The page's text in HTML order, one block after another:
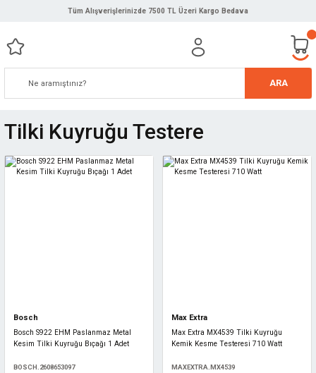
Tüm Alışverişlerinizde 7500 TL Üzeri Kargo Bedava
ARA
Tilki Kuyruğu Testere
Bosch
Bosch S922 EHM Paslanmaz Metal
Kesim Tilki Kuyruğu Bıçağı 1 Adet
BOSCH.2608653097
Max Extra
Max Extra MX4539 Tilki Kuyruğu
Kemik Kesme Testeresi 710 Watt
MAXEXTRA.MX4539